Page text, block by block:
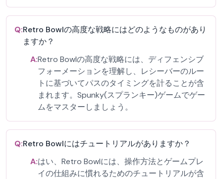
Q:Retro Bowlの高度な戦略にはどのようなものがあり
ますか？
A:Retro Bowlの高度な戦略には、ディフェンシブ
フォーメーションを理解し、レシーバーのルー
トに基づいてパスのタイミングを計ることが含
まれます。Spunky(スプランキー)ゲームでゲー
ムをマスターしましょう。
Q:Retro Bowlにはチュートリアルがありますか？
A:はい、Retro Bowlには、操作方法とゲームプレ
イの仕組みに慣れるためのチュートリアルが含